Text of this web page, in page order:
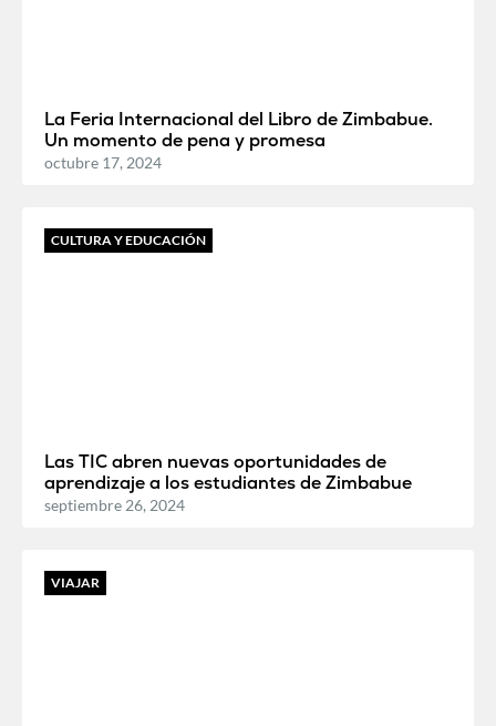
La Feria Internacional del Libro de Zimbabue.
Un momento de pena y promesa
octubre 17, 2024
CULTURA Y EDUCACIÓN
Las TIC abren nuevas oportunidades de
aprendizaje a los estudiantes de Zimbabue
septiembre 26, 2024
VIAJAR